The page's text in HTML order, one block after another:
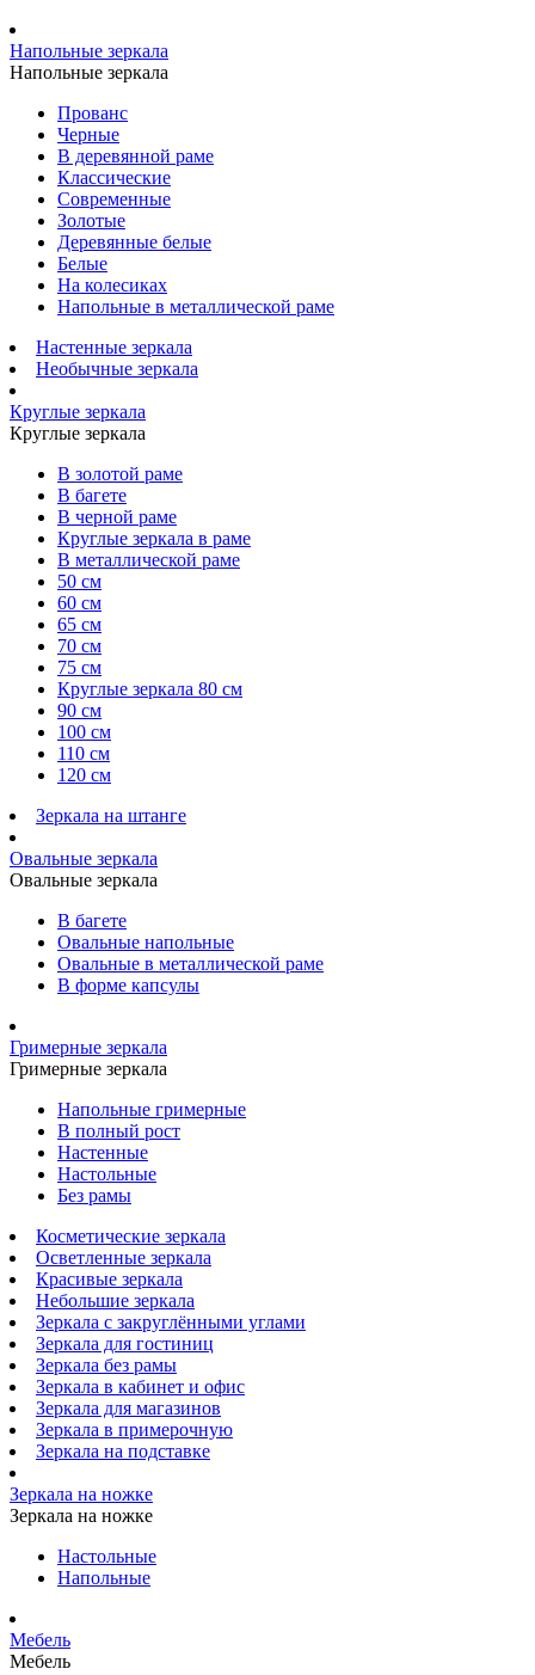
Напольные зеркала
Напольные зеркала
Прованс
Черные
В деревянной раме
Классические
Современные
Золотые
Деревянные белые
Белые
На колесиках
Напольные в металлической раме
Настенные зеркала
Необычные зеркала
Круглые зеркала
Круглые зеркала
В золотой раме
В багете
В черной раме
Круглые зеркала в раме
В металлической раме
50 см
60 см
65 см
70 см
75 см
Круглые зеркала 80 см
90 см
100 см
110 см
120 см
Зеркала на штанге
Овальные зеркала
Овальные зеркала
В багете
Овальные напольные
Овальные в металлической раме
В форме капсулы
Гримерные зеркала
Гримерные зеркала
Напольные гримерные
В полный рост
Настенные
Настольные
Без рамы
Косметические зеркала
Осветленные зеркала
Красивые зеркала
Небольшие зеркала
Зеркала с закруглёнными углами
Зеркала для гостиниц
Зеркала без рамы
Зеркала в кабинет и офис
Зеркала для магазинов
Зеркала в примерочную
Зеркала на подставке
Зеркала на ножке
Зеркала на ножке
Настольные
Напольные
Мебель
Мебель